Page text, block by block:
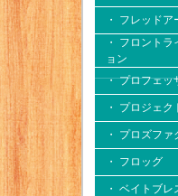
・ フレッドア
・ フロント
ョン
・ プロフェッ
・ プロジェク
・ プロズファ
・ フロッグ
・ ベイトブレ